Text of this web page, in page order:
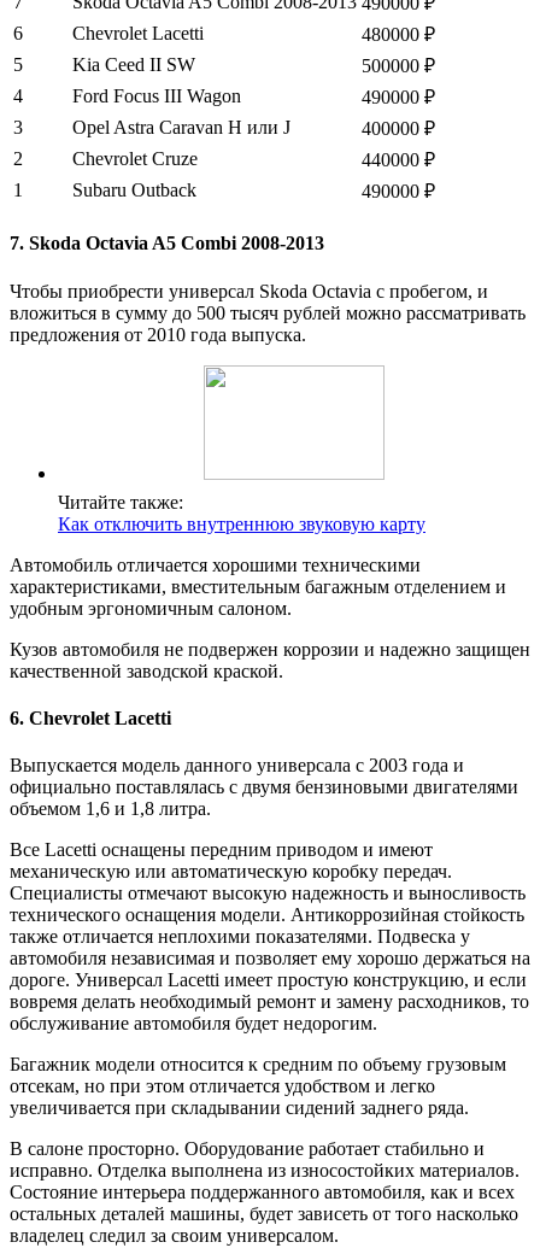
6
Chevrolet Lacetti
480000 ₽
5
Kia Ceed II SW
500000 ₽
4
Ford Focus III Wagon
490000 ₽
3
Opel Astra Caravan H или J
400000 ₽
2
Chevrolet Cruze
440000 ₽
1
Subaru Outback 490000 ₽
7. Skoda Octavia A5 Combi 2008-2013
Чтобы приобрести универсал Skoda Octavia с пробегом, и
вложиться в сумму до 500 тысяч рублей можно рассматривать
предложения от 2010 года выпуска.
Читайте также:
Как отключить внутреннюю звуковую карту
Автомобиль отличается хорошими техническими
характеристиками, вместительным багажным отделением и
удобным эргономичным салоном.
Кузов автомобиля не подвержен коррозии и надежно защищен
качественной заводской краской.
6. Chevrolet Lacetti
Выпускается модель данного универсала с 2003 года и
официально поставлялась с двумя бензиновыми двигателями
объемом 1,6 и 1,8 литра.
Все Lacetti оснащены передним приводом и имеют
механическую или автоматическую коробку передач.
Специалисты отмечают высокую надежность и выносливость
технического оснащения модели. Антикоррозийная стойкость
также отличается неплохими показателями. Подвеска у
автомобиля независимая и позволяет ему хорошо держаться на
дороге. Универсал Lacetti имеет простую конструкцию, и если
вовремя делать необходимый ремонт и замену расходников, то
обслуживание автомобиля будет недорогим.
Багажник модели относится к средним по объему грузовым
отсекам, но при этом отличается удобством и легко
увеличивается при складывании сидений заднего ряда.
В салоне просторно. Оборудование работает стабильно и
исправно. Отделка выполнена из износостойких материалов.
Состояние интерьера поддержанного автомобиля, как и всех
остальных деталей машины, будет зависеть от того насколько
владелец следил за своим универсалом.